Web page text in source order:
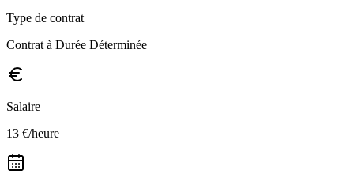
Type de contrat
Contrat à Durée Déterminée
Salaire
13 €/heure